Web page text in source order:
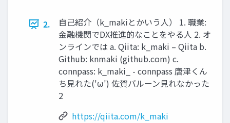
2.
自己紹介（k_makiとかいう人） 1. 職業:
金融機関でDX推進的なことをやる人 2. オ
ンラインでは a. Qiita: k_maki – Qiita b.
Github: knmaki (github.com) c.
connpass: k_maki_ - connpass 唐津くん
ち見れた('ω') 佐賀バルーン見れなかった
2
https://qiita.com/k_maki